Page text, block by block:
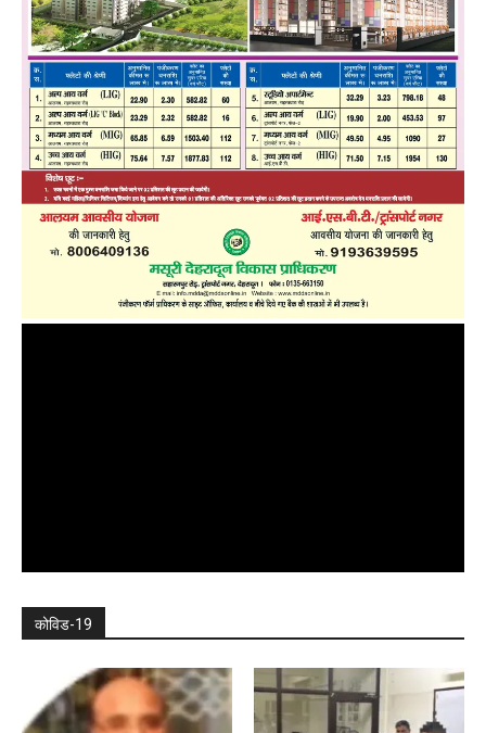
कोविड-19